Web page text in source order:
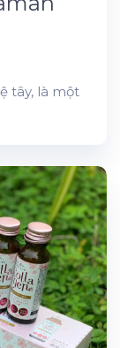
tây, là một